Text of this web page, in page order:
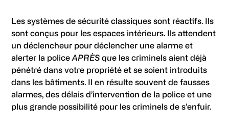
Les systèmes de sécurité classiques sont réactifs. Ils
sont conçus pour les espaces intérieurs. Ils attendent
un déclencheur pour déclencher une alarme et
alerter la policeAPRÈS que les criminels aient déjà
pénétré dans votre propriété et se soient introduits
dans les bâtiments. Il en résulte souvent de fausses
alarmes, des délais d’intervention de la police et une
plus grande possibilité pour les criminels de s’enfuir.